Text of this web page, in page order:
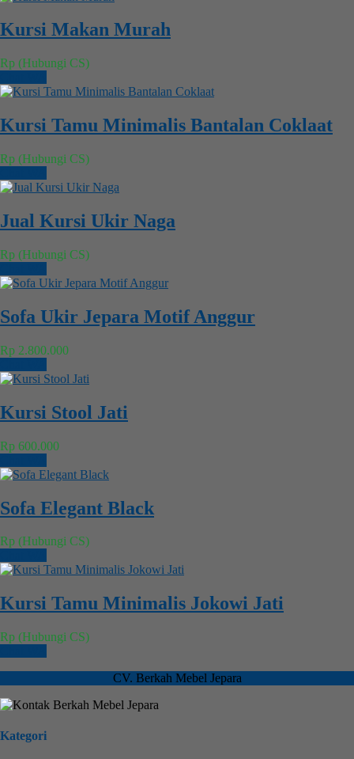
Kursi Makan Murah
Rp (Hubungi CS)
Kursi Tamu Minimalis Bantalan Coklaat
Rp (Hubungi CS)
Jual Kursi Ukir Naga
Rp (Hubungi CS)
Sofa Ukir Jepara Motif Anggur
Rp 2.800.000
Kursi Stool Jati
Rp 600.000
Sofa Elegant Black
Rp (Hubungi CS)
Kursi Tamu Minimalis Jokowi Jati
Rp (Hubungi CS)
CV. Berkah Mebel Jepara
Kategori